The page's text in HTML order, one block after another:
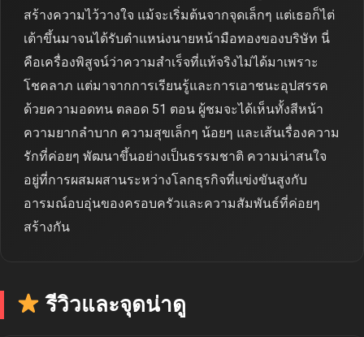
สร้างความไว้วางใจ แม้จะเริ่มต้นจากจุดเล็กๆ แต่เธอก็ไต่
เต้าขึ้นมาจนได้รับตำแหน่งนายหน้ามือทองของบริษัท นี่
คือเครื่องพิสูจน์ว่าความสำเร็จที่แท้จริงไม่ได้มาเพราะ
โชคลาภ แต่มาจากการเรียนรู้และการเอาชนะอุปสรรค
ด้วยความอดทน ตลอด 51 ตอน ผู้ชมจะได้เห็นทั้งสีหน้า
ความยากลำบาก ความสุขเล็กๆ น้อยๆ และเส้นเรื่องความ
รักที่ค่อยๆ พัฒนาขึ้นอย่างเป็นธรรมชาติ ความน่าสนใจ
อยู่ที่การผสมผสานระหว่างโลกธุรกิจที่แข่งขันสูงกับ
อารมณ์อบอุ่นของครอบครัวและความสัมพันธ์ที่ค่อยๆ
สร้างกัน
รีวิวและจุดน่าดู